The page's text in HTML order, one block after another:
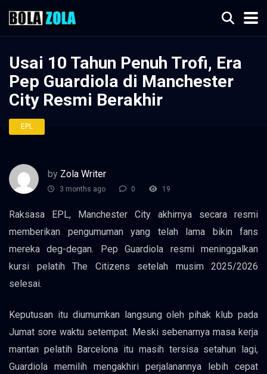
Usai 10 Tahun Penuh Trofi, Era
Pep Guardiola di Manchester
City Resmi Berakhir
EPL
by Zola Writer
3 months ago 0 19
Raksasa EPL, Manchester City akhirnya secara resmi
memberikan pengumuman yang telah lama bikin fans
mereka deg-degan. Pep Guardiola resmi meninggalkan
kursi pelatih The Citizens setelah musim 2025/2026
selesai.
Keputusan itu diumumkan langsung oleh pihak klub pada
Jumat sore waktu setempat. Meski sebenarnya masa kerja
mantan pelatih Barcelona itu masih tersisa setahun lagi,
Guardiola memilih mengakhiri perjalanannya lebih cepat